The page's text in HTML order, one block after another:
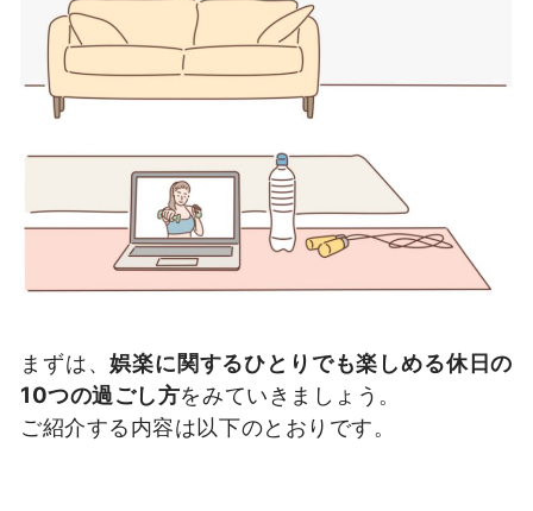
まずは、娯楽に関するひとりでも楽しめる休日の
10つの過ごし方をみていきましょう。
ご紹介する内容は以下のとおりです。